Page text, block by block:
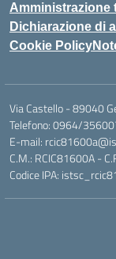
Amministrazione
Dichiarazione di
Cookie Policy
Via Castello - 89040
Telefono: 0964/
E-mail:
C.M.: RCIC81600A -
Codice IPA: